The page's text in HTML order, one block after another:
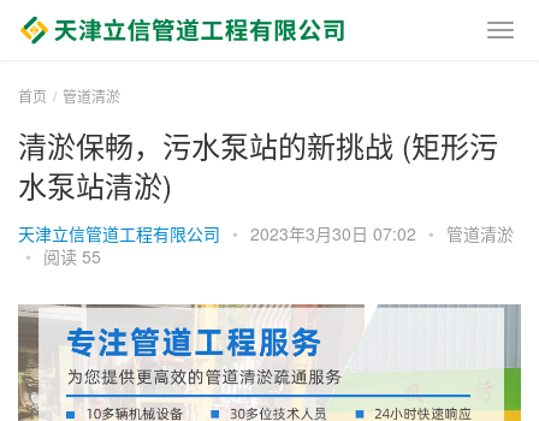
首页 管道清淤
清淤保畅，污水泵站的新挑战 (矩形污
水泵站清淤)
天津立信管道工程有限公司 • 2023年3月30日 07:02 • 管道清淤
• 阅读 55